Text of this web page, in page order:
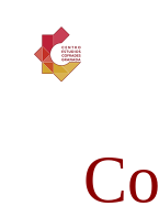
contenido